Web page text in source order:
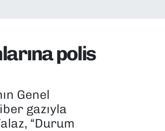
polis
Genel
gazıyla
“Durum